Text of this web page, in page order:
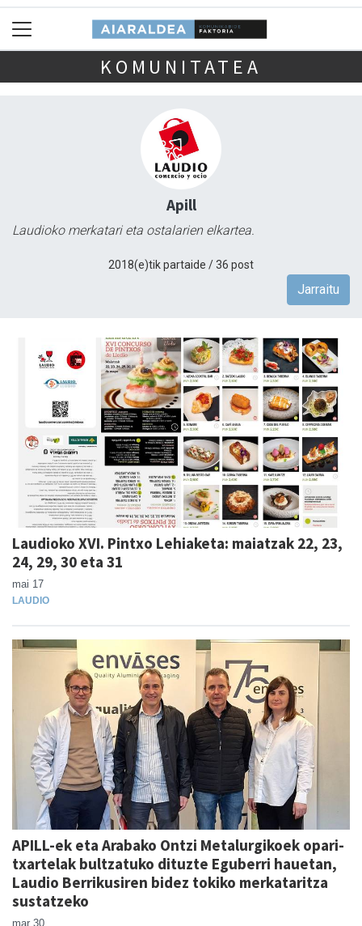
KOMUNITATEA
Apill
Laudioko merkatari eta ostalarien elkartea.
2018(e)tik partaide / 36 post
Jarraitu
Laudioko XVI. Pintxo Lehiaketa: maiatzak 22, 23,
24, 29, 30 eta 31
mai 17
LAUDIO
APILL-ek eta Arabako Ontzi Metalurgikoek opari-
txartelak bultzatuko dituzte Eguberri hauetan,
Laudio Berrikusiren bidez tokiko merkataritza
sustatzeko
mar 30